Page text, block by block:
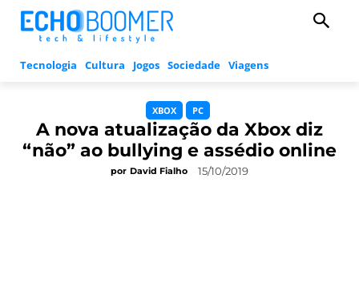
Tecnologia Cultura Jogos Sociedade Viagens
XBOX PC
A nova atualização da Xbox diz
“não” ao bullying e assédio online
por David Fialho 15/10/2019